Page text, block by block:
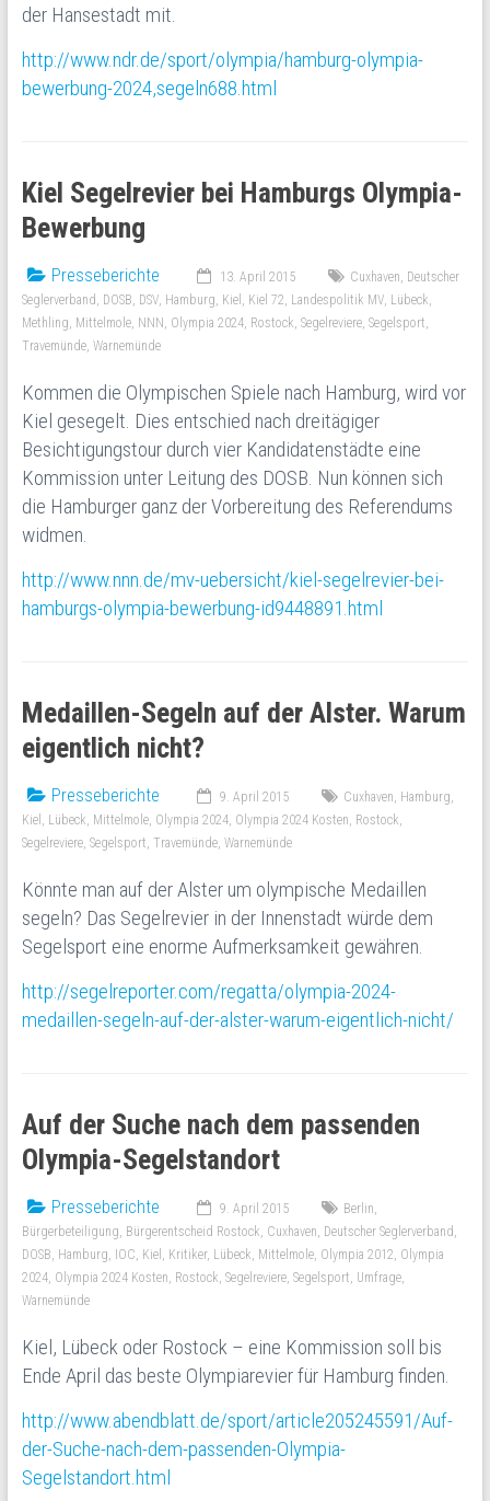
der Hansestadt mit.
http://www.ndr.de/sport/olympia/hamburg-olympia-
bewerbung-2024,segeln688.html
Kiel Segelrevier bei Hamburgs Olympia-
Bewerbung
Presseberichte 13. April 2015 Cuxhaven, Deutscher
Seglerverband , DOSB, DSV, Hamburg, Kiel , Kiel 72, Landespolitik MV, Lübeck,
Methling, Mittelmole, NNN , Olympia 2024, Rostock, Segelreviere, Segelsport,
Travemünde, Warnemünde
Kommen die Olympischen Spiele nach Hamburg, wird vor
Kiel gesegelt. Dies entschied nach dreitägiger
Besichtigungstour durch vier Kandidatenstädte eine
Kommission unter Leitung des DOSB. Nun können sich
die Hamburger ganz der Vorbereitung des Referendums
widmen.
http://www.nnn.de/mv-uebersicht/kiel-segelrevier-bei-
hamburgs-olympia-bewerbung-id9448891.html
Medaillen-Segeln auf der Alster. Warum
eigentlich nicht?
Presseberichte 9. April 2015 Cuxhaven, Hamburg,
Kiel , Lübeck, Mittelmole, Olympia 2024, Olympia 2024 Kosten, Rostock,
Segelreviere, Segelsport, Travemünde, Warnemünde
Könnte man auf der Alster um olympische Medaillen
segeln? Das Segelrevier in der Innenstadt würde dem
Segelsport eine enorme Aufmerksamkeit gewähren.
http://segelreporter.com/regatta/olympia-2024-
medaillen-segeln-auf-der-alster-warum-eigentlich-nicht/
Auf der Suche nach dem passenden
Olympia-Segelstandort
Presseberichte 9. April 2015 Berlin,
Bürgerbeteiligung, Bürgerentscheid Rostock, Cuxhaven, Deutscher Seglerverband ,
DOSB, Hamburg, IOC, Kiel , Kritiker, Lübeck, Mittelmole, Olympia 2012, Olympia
2024, Olympia 2024 Kosten, Rostock, Segelreviere, Segelsport, Umfrage,
Warnemünde
Kiel, Lübeck oder Rostock – eine Kommission soll bis
Ende April das beste Olympiarevier für Hamburg finden.
http://www.abendblatt.de/sport/article205245591/Auf-
der-Suche-nach-dem-passenden-Olympia-
Segelstandort.html